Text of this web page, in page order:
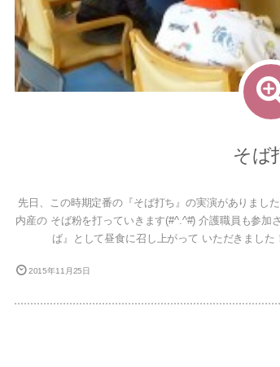
そば
先日、この時期定番の『そば打ち』の実演がありまし
内産の そば粉を打っていきます(#^.^#) 介護職員も参
ば』として昼食に召し上がって いただきまし
2015年11月25日